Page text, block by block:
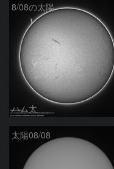
8/08の太陽
ハム太
太陽08/08